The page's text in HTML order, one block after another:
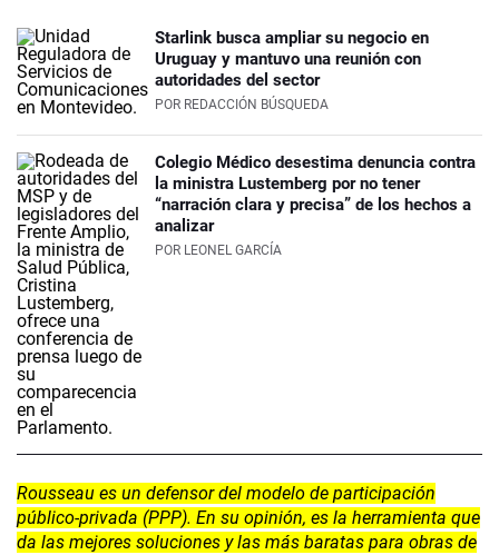
Starlink busca ampliar su negocio en
Uruguay y mantuvo una reunión con
autoridades del sector
POR REDACCIÓN BÚSQUEDA
Colegio Médico desestima denuncia contra
la ministra Lustemberg por no tener
“narración clara y precisa” de los hechos a
analizar
POR LEONEL GARCÍA
Rousseau es un defensor del modelo de participación
público-privada (PPP). En su opinión, es la herramienta que
da las mejores soluciones y las más baratas para obras de